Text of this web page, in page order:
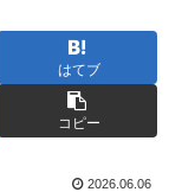
はてブ
コピー
2026.06.06